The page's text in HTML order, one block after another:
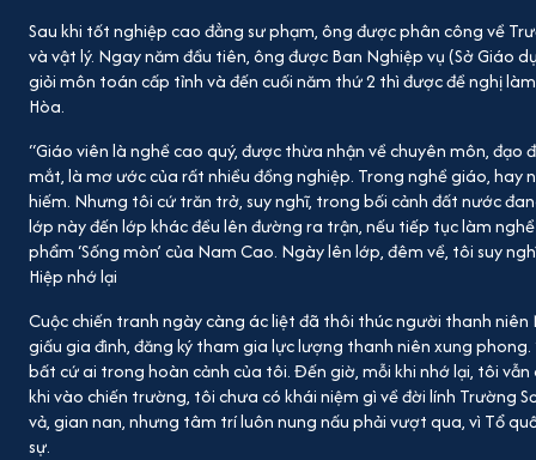
Sau khi tốt nghiệp cao đẳng sư phạm, ông được phân công về
và vật lý. Ngay năm đầu tiên, ông được Ban Nghiệp vụ (Sở Giáo
giỏi môn toán cấp tỉnh và đến cuối năm thứ 2 thì được đề nghị
Hòa.
“Giáo viên là nghề cao quý, được thừa nhận về chuyên môn,
mắt, là mơ ước của rất nhiều đồng nghiệp. Trong nghề giáo, hay
hiếm. Nhưng tôi cứ trăn trở, suy nghĩ, trong bối cảnh đất nước
lớp này đến lớp khác đều lên đường ra trận, nếu tiếp tục làm
phẩm ‘Sống mòn’ của Nam Cao. Ngày lên lớp, đêm về, tôi suy
Hiệp nhớ lại
Cuộc chiến tranh ngày càng ác liệt đã thôi thúc người thanh
giấu gia đình, đăng ký tham gia lực lượng thanh niên xung
bất cứ ai trong hoàn cảnh của tôi. Đến giờ, mỗi khi nhớ lại, tôi
khi vào chiến trường, tôi chưa có khái niệm gì về đời lính Trường
vả, gian nan, nhưng tâm trí luôn nung nấu phải vượt qua, vì Tổ
sự.